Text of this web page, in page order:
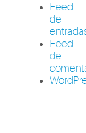
Feed
de
Feed
de